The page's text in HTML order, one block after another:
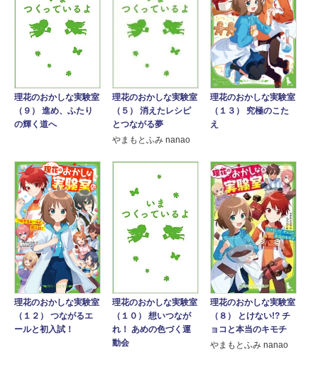
理花のおかしな実験室
（９） 進め、ふたり
の輝く道へ
理花のおかしな実験室
（５） 消えたレシピ
とつながる夢
やまもとふみ nanao
理花のおかしな実験室
（１３） 究極のこた
え
理花のおかしな実験室
（１２） つながるエ
ールと初入試！
理花のおかしな実験室
（１０） 想いつなが
れ！ あめの色づく運
動会
理花のおかしな実験室
（８） とけない!? チ
ョコと本当のキモチ
やまもとふみ nanao